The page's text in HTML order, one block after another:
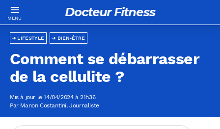
Docteur Fitness
BIEN-ÊTRE
LIFESTYLE
Comment se débarrasser
de la cellulite ?
Mis à jour le 14/04/2024 à 21h36
Par Manon Costantini, Journaliste